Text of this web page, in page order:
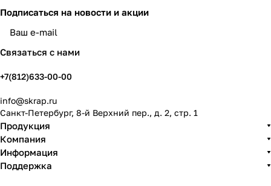
Подписаться на новости и акции
Связаться с нами
+7(812)633-00-00
info@skrap.ru
Санкт-Петербург, 8-й Верхний пер., д. 2, стр. 1
Продукция
Компания
Информация
Поддержка